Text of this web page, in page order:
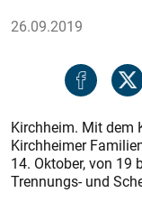
26.09.2019
Kirchheim. Mit dem
Kirchheimer
14. Oktober, von 19
Trennungs- und